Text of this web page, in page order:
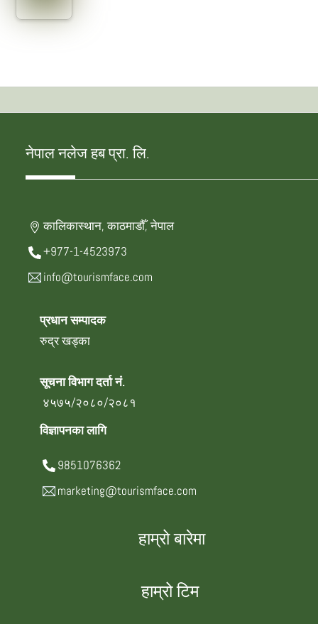
नेपाल नलेज हब प्रा. लि.
कालिकास्थान, काठमाडौँ, नेपाल
+977-1-4523973
info@tourismface.com
प्रधान सम्पादक
रुद्र खड्का
सूचना विभाग दर्ता नं.
४५७५/२०८०/२०८१
विज्ञापनका लागि
9851076362
marketing@tourismface.com
हाम्रो बारेमा
हाम्रो टिम